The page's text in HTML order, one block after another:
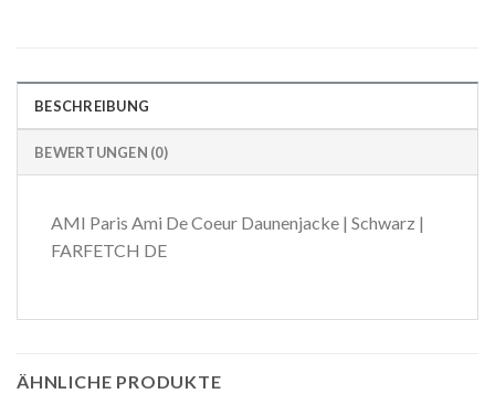
BESCHREIBUNG
BEWERTUNGEN (0)
AMI Paris Ami De Coeur Daunenjacke | Schwarz |
FARFETCH DE
ÄHNLICHE PRODUKTE